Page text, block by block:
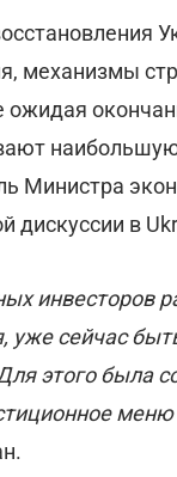
механизмы
Министра
дискуссии в
инвесторов
уже сейчас
этого была